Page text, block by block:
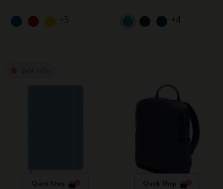
+5 +4
Quick Shop Quick Shop